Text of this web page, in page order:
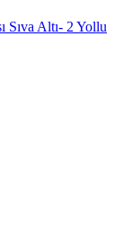
Sıva Altı- 2 Yollu